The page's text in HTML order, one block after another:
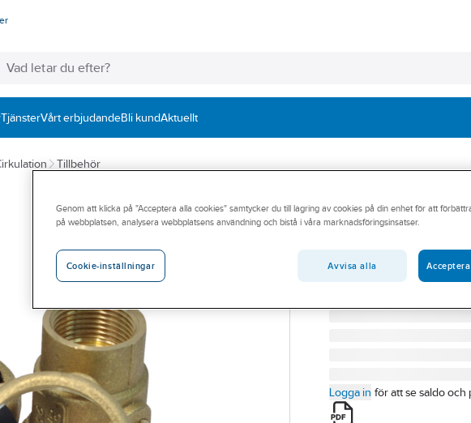
TjänsterVårt erbjudandeBli kundAktuellt
Tillbehör
WILO
AVST.VL UNION G11/
Artikelnummer:
5813286
2835365
Logga in för att se saldo och
Genom att klicka på "Acceptera alla cookies" samtycker du till lagring av cookies på din enhet för att
på webbplatsen, analysera webbplatsens användning och bistå i våra marknadsföringsinsatser.
Cookie-inställningar Avvisa alla